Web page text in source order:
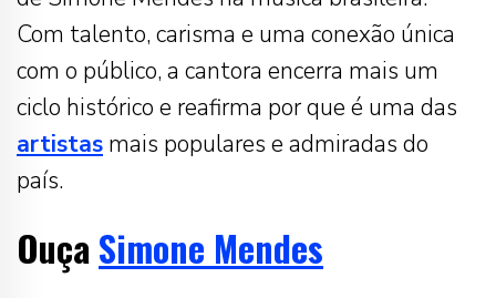
Com talento, carisma e uma conexão única
com o público, a cantora encerra mais um
ciclo histórico e reafirma por que é uma das
artistas mais populares e admiradas do
país.
Ouça Simone Mendes